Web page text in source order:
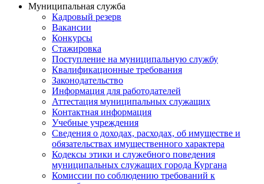
Муниципальная служба
Кадровый резерв
Вакансии
Конкурсы
Стажировка
Поступление на муниципальную службу
Квалификационные требования
Законодательство
Информация для работодателей
Аттестация муниципальных служащих
Контактная информация
Учебные учреждения
Сведения о доходах, расходах, об имуществе и
обязательствах имущественного характера
Кодексы этики и служебного поведения
муниципальных служащих города Кургана
Комиссии по соблюдению требований к